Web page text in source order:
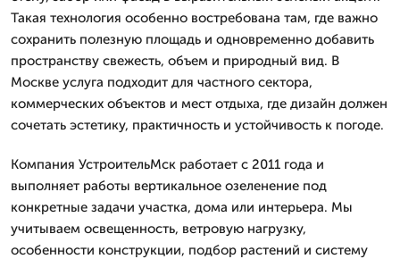
Такая технология особенно востребована там, где важно
сохранить полезную площадь и одновременно добавить
пространству свежесть, объем и природный вид. В
Москве услуга подходит для частного сектора,
коммерческих объектов и мест отдыха, где дизайн должен
сочетать эстетику, практичность и устойчивость к погоде.
Компания УстроительМск работает с 2011 года и
выполняет работы вертикальное озеленение под
конкретные задачи участка, дома или интерьера. Мы
учитываем освещенность, ветровую нагрузку,
особенности конструкции, подбор растений и систему